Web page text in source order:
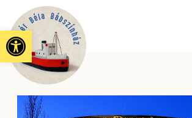
Eszköztár megnyitása